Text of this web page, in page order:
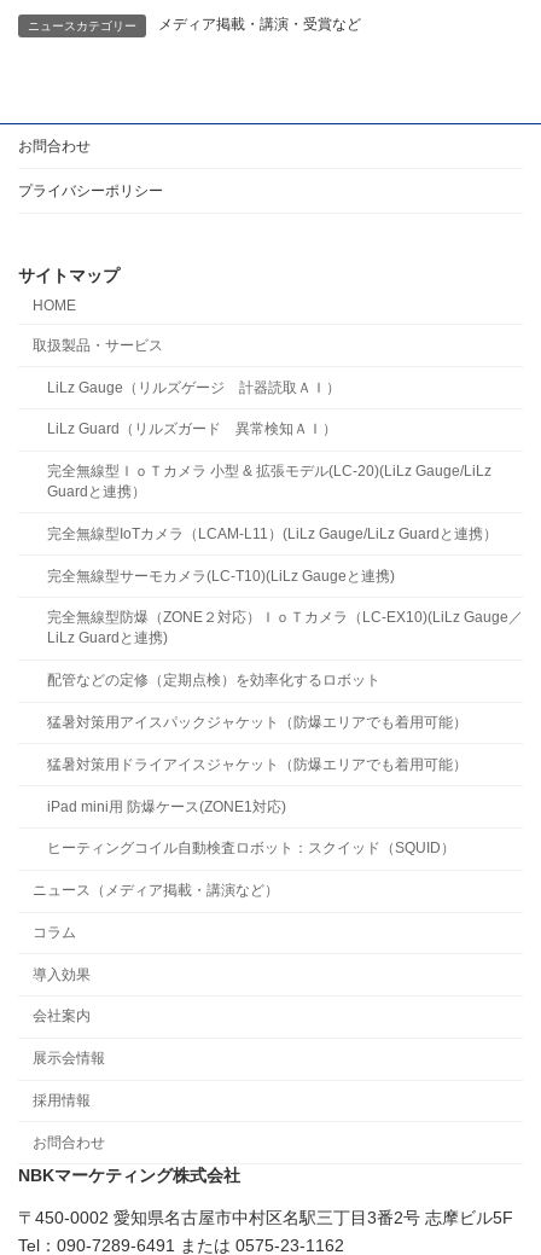
ニュースカテゴリー メディア掲載・講演・受賞など
お問合わせ
プライバシーポリシー
サイトマップ
HOME
取扱製品・サービス
LiLz Gauge（リルズゲージ 計器読取ＡＩ）
LiLz Guard（リルズガード 異常検知ＡＩ）
完全無線型ＩｏＴカメラ 小型 & 拡張モデル(LC-20)(LiLz Gauge/LiLz
Guardと連携）
完全無線型IoTカメラ（LCAM-L11）(LiLz Gauge/LiLz Guardと連携）
完全無線型サーモカメラ(LC-T10)(LiLz Gaugeと連携)
完全無線型防爆（ZONE２対応）ＩｏＴカメラ（LC-EX10)(LiLz Gauge／
LiLz Guardと連携)
配管などの定修（定期点検）を効率化するロボット
猛暑対策用アイスパックジャケット（防爆エリアでも着用可能）
猛暑対策用ドライアイスジャケット（防爆エリアでも着用可能）
iPad mini用 防爆ケース(ZONE1対応)
ヒーティングコイル自動検査ロボット：スクイッド（SQUID）
ニュース（メディア掲載・講演など）
コラム
導入効果
会社案内
展示会情報
採用情報
お問合わせ
NBKマーケティング株式会社
〒450-0002 愛知県名古屋市中村区名駅三丁目3番2号 志摩ビル5F
Tel：090-7289-6491 または 0575-23-1162